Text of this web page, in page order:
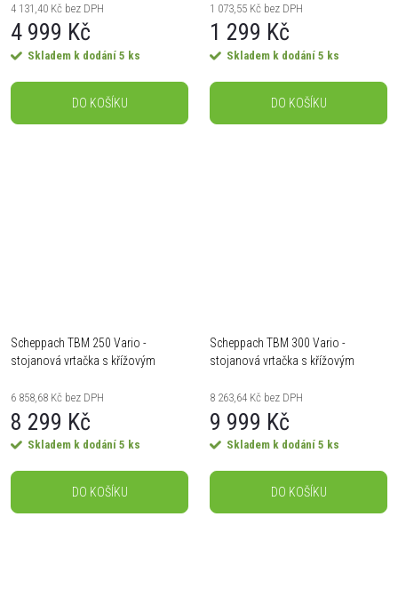
4 131,40 Kč bez DPH
4 999 Kč
Skladem k dodání 5 ks
DO KOŠÍKU
1 073,55 Kč bez DPH
1 299 Kč
Skladem k dodání 5 ks
DO KOŠÍKU
Scheppach TBM 250 Vario -
stojanová vrtačka s křížovým
6 858,68 Kč bez DPH
8 299 Kč
Skladem k dodání 5 ks
DO KOŠÍKU
Scheppach TBM 300 Vario -
stojanová vrtačka s křížovým
8 263,64 Kč bez DPH
9 999 Kč
Skladem k dodání 5 ks
DO KOŠÍKU